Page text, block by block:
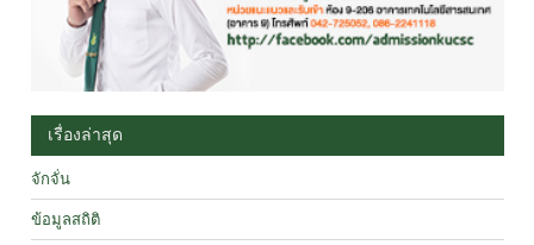
เรื่องล่าสุด
จักจั่น
ข้อมูลสถิติ